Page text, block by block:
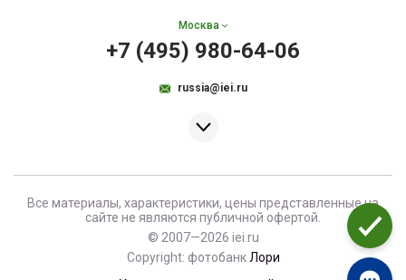
Москва
+7 (495) 980-64-06
russia@iei.ru
Все материалы, характеристики, цены представленные на
сайте не являются публичной офертой.
© 2007—2026 iei.ru
Copyright: фотобанк Лори